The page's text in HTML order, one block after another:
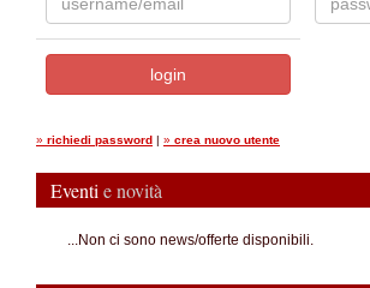
» richiedi password | » crea nuovo utente
Eventi e novità
...Non ci sono news/offerte disponibili.